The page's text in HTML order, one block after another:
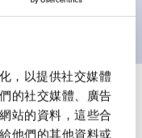
，以提供社交媒體
的社交媒體、廣告
站的資料，這些合
他們的其他資料或
顯示全部